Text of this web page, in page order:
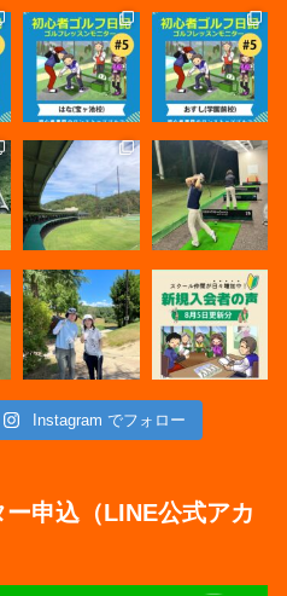
Instagram でフォロー
申込（LINE公式アカ